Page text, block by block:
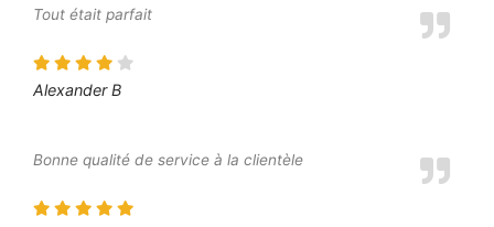
Tout était parfait
Alexander B
Bonne qualité de service à la clientèle